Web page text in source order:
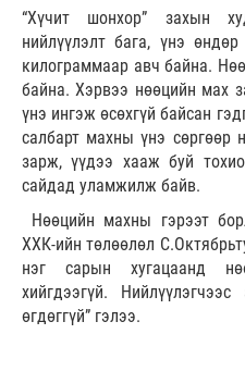
“Хүчит шонхор” захын
нийлүүлэлт бага, үнэ
килограммаар авч байна.
байна. Хэрвээ нөөцийн мах
үнэ ингэж өсөхгүй байсан
салбарт махны үнэ сөргөөр
зарж, үүдээ хааж буй
сайдад уламжилж байв.
Нөөцийн махны гэрээт
ХХК-ийн төлөөлөл
нэг сарын хугацаанд
хийгдээгүй.
өгдөггүй” гэлээ.